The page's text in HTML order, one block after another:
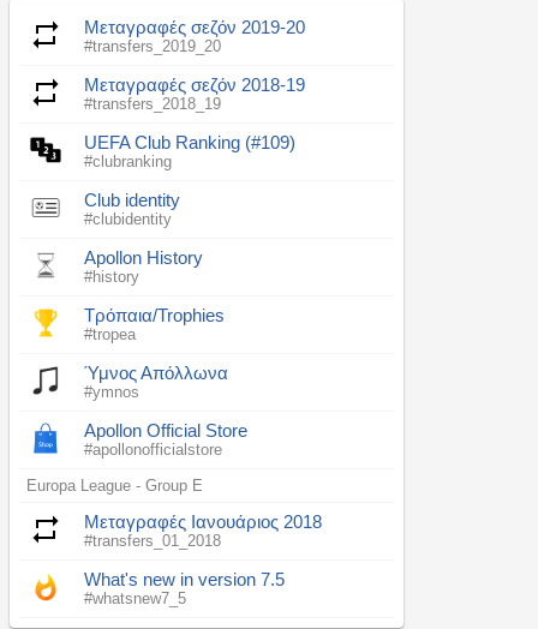
Μεταγραφές σεζόν 2019-20
#transfers_2019_20
Μεταγραφές σεζόν 2018-19
#transfers_2018_19
UEFA Club Ranking (#109)
#clubranking
Club identity
#clubidentity
Apollon History
#history
Τρόπαια/Trophies
#tropea
Ύμνος Απόλλωνα
#ymnos
Apollon Official Store
#apollonofficialstore
Europa League - Group E
Μεταγραφές Ιανουάριος 2018
#transfers_01_2018
What's new in version 7.5
#whatsnew7_5